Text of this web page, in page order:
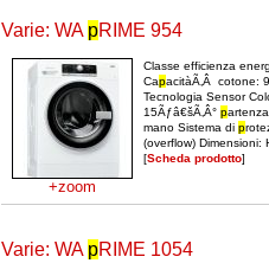
Varie: WA pRIME 954
+zoom
Classe efficienza
CapacitàÃ‚Â cotone:
Tecnologia Sensor
15Ãƒâ€šÃ‚Â° p
mano Sistema di p
(overflow) Dimensioni:
[Scheda prodotto]
Varie: WA pRIME 1054